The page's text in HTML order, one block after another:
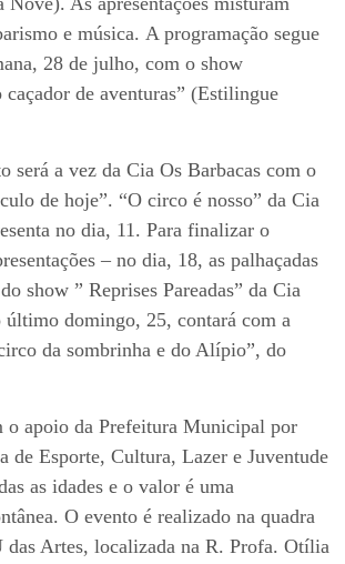
e música. A programação segue
28 de julho, com o show
de aventuras” (Estilingue
será a vez da Cia Os Barbacas com o
de hoje”. “O circo é nosso” da Cia
no dia, 11. Para finalizar o
– no dia, 18, as palhaçadas
show ” Reprises Pareadas” da Cia
último domingo, 25, contará com a
da sombrinha e do Alípio”, do
o apoio da Prefeitura Municipal por
de Esporte, Cultura, Lazer e Juventude
as idades e o valor é uma
O evento é realizado na quadra
das Artes, localizada na R. Profa. Otília